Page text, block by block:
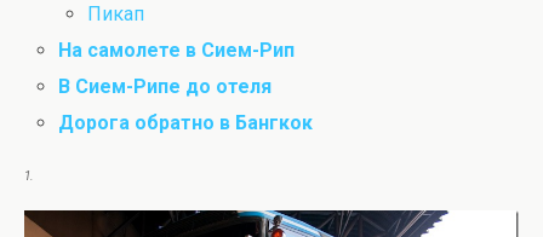
Пикап
На самолете в Сием-Рип
В Сием-Рипе до отеля
Дорога обратно в Бангкок
1.